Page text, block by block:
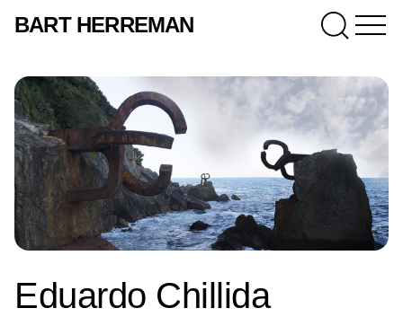
BART HERREMAN
Eduardo Chillida